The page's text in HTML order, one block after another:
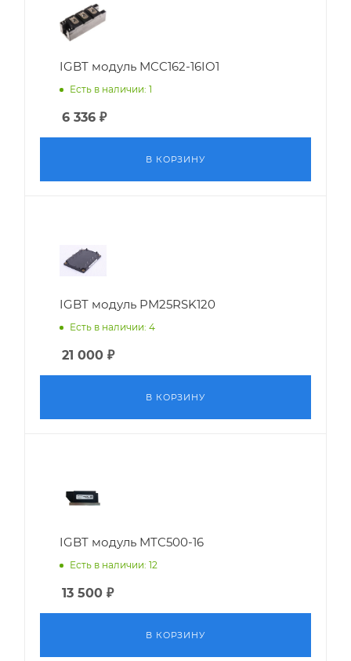
IGBT модуль MCC162-16IO1
Есть в наличии: 1
6 336 ₽
В КОРЗИНУ
IGBT модуль PM25RSK120
Есть в наличии: 4
21 000 ₽
В КОРЗИНУ
IGBT модуль MTC500-16
Есть в наличии: 12
13 500 ₽
В КОРЗИНУ